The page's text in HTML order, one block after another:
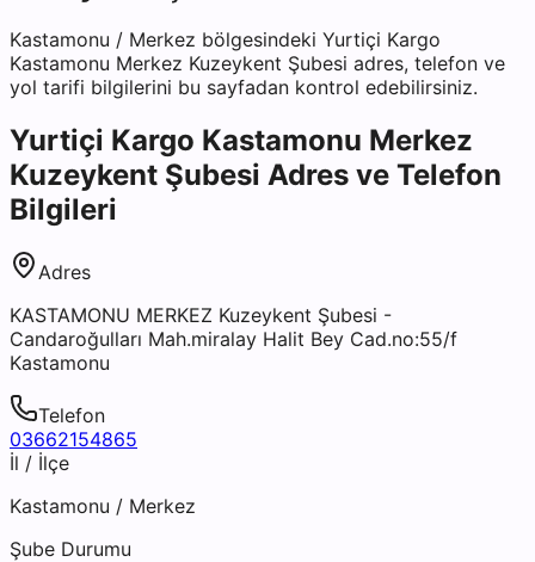
Kastamonu / Merkez bölgesindeki Yurtiçi Kargo
Kastamonu Merkez Kuzeykent Şubesi adres, telefon ve
yol tarifi bilgilerini bu sayfadan kontrol edebilirsiniz.
Yurtiçi Kargo Kastamonu Merkez
Kuzeykent Şubesi Adres ve Telefon
Bilgileri
Adres
KASTAMONU MERKEZ Kuzeykent Şubesi -
Candaroğulları Mah.miralay Halit Bey Cad.no:55/f
Kastamonu
Telefon
03662154865
İl / İlçe
Kastamonu / Merkez
Şube Durumu